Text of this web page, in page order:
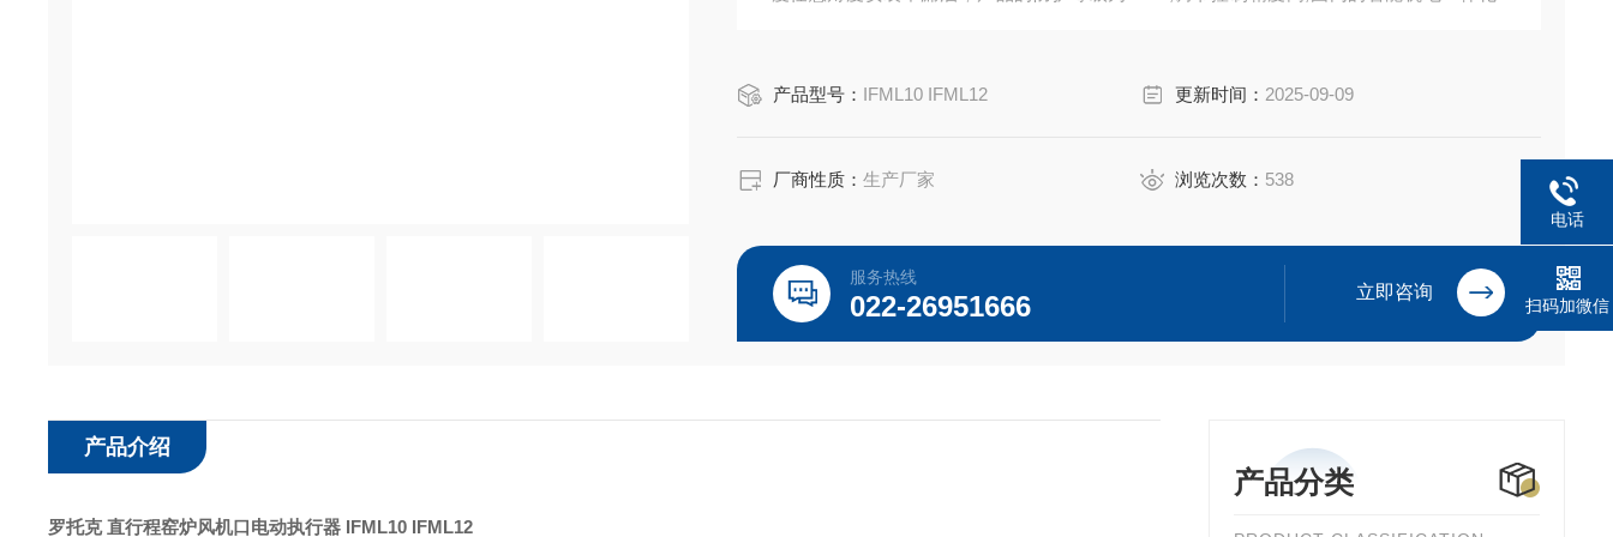
产品型号： IFML10 IFML12 更新时间： 2025-09-09
厂商性质：生产厂家 浏览次数： 538
服务热线
022-26951666 立即咨询
产品分类
产品介绍
罗托克 直行程窑炉风机口电动执行器 IFML10 IFML12
电话
扫码加微信